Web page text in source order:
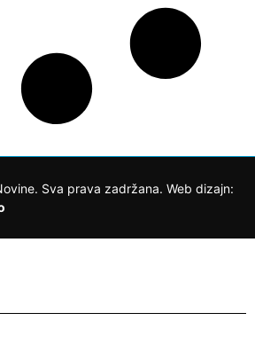
Sva prava zadržana. Web dizajn: